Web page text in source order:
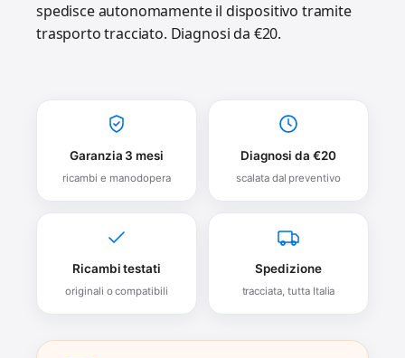
spedisce autonomamente il dispositivo tramite
trasporto tracciato. Diagnosi da €20.
Garanzia 3 mesi
ricambi e manodopera
Diagnosi da €20
scalata dal preventivo
Ricambi testati
originali o compatibili
Spedizione
tracciata, tutta Italia